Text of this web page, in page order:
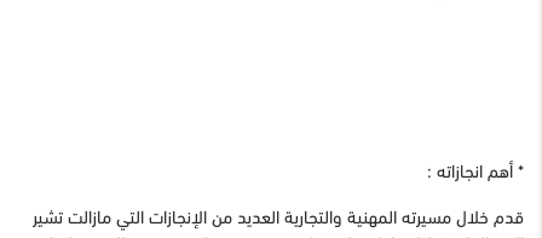
* أهم انجازاته :
قدم خلال مسيرته المهنية والتجارية العديد من الإنجازات التي مازالت تشير